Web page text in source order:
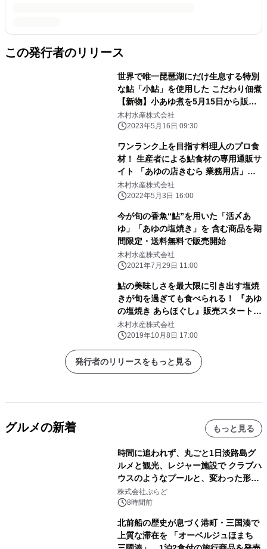
この発行者のリリース
世界で唯一琵琶湖にだけ生息する特別
な鮎「小鮎」を使用した こだわり佃煮
【新物】小あゆ煮を5月15日から販売
開始！
木村水産株式会社
2023年5月16日 09:30
ワンランク上を目指す料理人のプロ食
材！ 生産者による鮎食材の専用通販サ
イト 「あゆの店きむら 業務用店」が
オープン
木村水産株式会社
2022年5月3日 16:00
今が旬の香魚“鮎”を用いた「活〆あ
ゆ」「あゆの塩焼き」を 含む商品を期
間限定・送料無料で販売開始
木村水産株式会社
2021年7月29日 11:00
鮎の美味しさを最大限に引き出す塩焼
きが旬を過ぎても食べられる！ 『あゆ
の塩焼き あらほぐし』販売スタート
食べやすく便利な瓶入りで全国にお届
け
木村水産株式会社
2019年10月8日 17:00
発行者のリリースをもっと見る
グルメの新着 もっと見る
時間に追われず、丸ごと1日淡路島グ
ルメと観光、レジャー施設で クラブハ
ウスのようなプールと、変わった形の
サウナも 「THE BOXY AWAJI」のお
得な素泊まり連泊プランで
株式会社ぷらど
8時間前
北前船の歴史が息づく港町・三国湊で
上質な滞在を 「オーベルジュほまち